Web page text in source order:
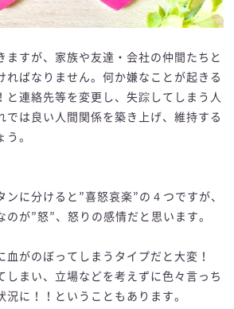
ますが、家族や友達・会社の仲間たちと
ればなりません。何か嫌なことが起きる
と連絡先等を変更し、失踪してしまう人
は良い人間関係を築き上げ、維持する
う。
ンに分けると”喜怒哀楽”の４つですが、
のが”怒”、怒りの感情だと思います。
血がのぼってしまうタイプだと大変！
しまい、立場などを考えずに色々言っち
況に！！ということもあります。